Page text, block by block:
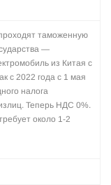
таможенную
—
из Китая с
с 2022 года с 1 мая
налога
Теперь НДС 0%.
около 1-2